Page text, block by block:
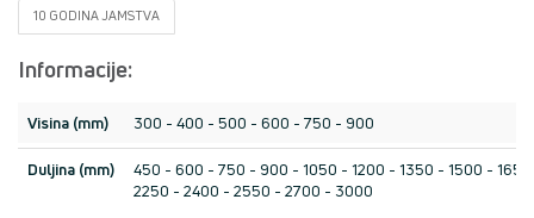
10 GODINA JAMSTVA
Informacije:
Visina (mm) 300 - 400 - 500 - 600 - 750 - 900
Duljina (mm)
450 - 600 - 750 - 900 - 1050 - 1200 - 1350 - 1500 -
2250 - 2400 - 2550 - 2700 - 3000